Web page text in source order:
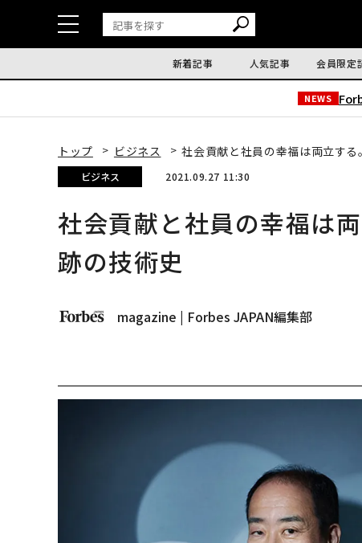
新着記事 人気記事 会員限定
NEWS
トップ ビジネス 社会貢献と社員の幸福は両立す
ビジネス 2021.09.27 11:30
社会貢献と社員の幸福は
跡の技術史
magazine | Forbes JAPAN編集部